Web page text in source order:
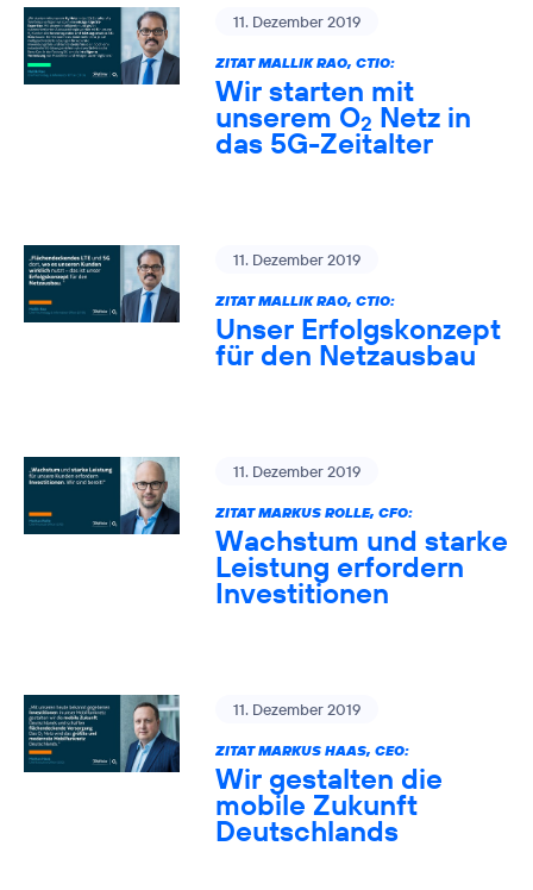
11. Dezember 2019
ZITAT MALLIK RAO, CTIO:
Wir starten mit
unserem O2 Netz in
das 5G-Zeitalter
11. Dezember 2019
ZITAT MALLIK RAO, CTIO:
Unser Erfolgskonzept
für den Netzausbau
11. Dezember 2019
ZITAT MARKUS ROLLE, CFO:
Wachstum und starke
Leistung erfordern
Investitionen
11. Dezember 2019
ZITAT MARKUS HAAS, CEO:
Wir gestalten die
mobile Zukunft
Deutschlands